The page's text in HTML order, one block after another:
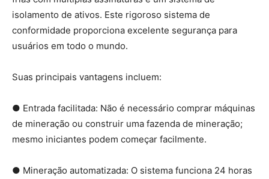
isolamento de ativos. Este rigoroso sistema de
conformidade proporciona excelente segurança para
usuários em todo o mundo.
Suas principais vantagens incluem:
● Entrada facilitada: Não é necessário comprar máquinas
de mineração ou construir uma fazenda de mineração;
mesmo iniciantes podem começar facilmente.
● Mineração automatizada: O sistema funciona 24 horas